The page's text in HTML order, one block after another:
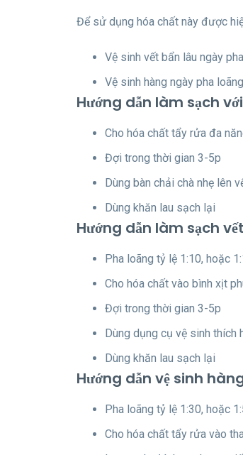
Để sử dụng hóa chất này được
Vệ sinh vết bẩn lâu ngày
Vệ sinh hàng ngày pha
Hướng dẫn làm sạch
Cho hóa chất tẩy rửa đa
Đợi trong thời gian 3-5p
Dùng bàn chải chà nhẹ lên
Dùng khăn lau sạch lại
Hướng dẫn làm sạch
Pha loãng tỷ lệ 1:10, hoặc
Cho hóa chất vào bình xịt
Đợi trong thời gian 3-5p
Dùng dụng cụ vệ sinh thích
Dùng khăn lau sạch lại
Hướng dẫn vệ sinh
Pha loãng tỷ lệ 1:30, hoặc
Cho hóa chất tẩy rửa vào